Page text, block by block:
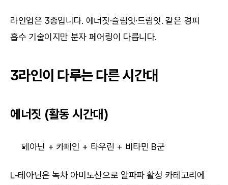
라인업은 3종입니다. 에너짓·슬림잇·드림잇. 같은 경피
흡수 기술이지만 분자 페어링이 다릅니다.
3라인이 다루는 다른 시간대
에너짓 (활동 시간대)
테아닌 + 카페인 + 타우린 + 비타민 B군
L-테아닌은 녹차 아미노산으로 알파파 활성 카테고리에